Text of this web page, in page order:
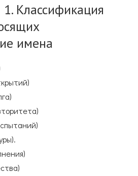
Классификация
имена